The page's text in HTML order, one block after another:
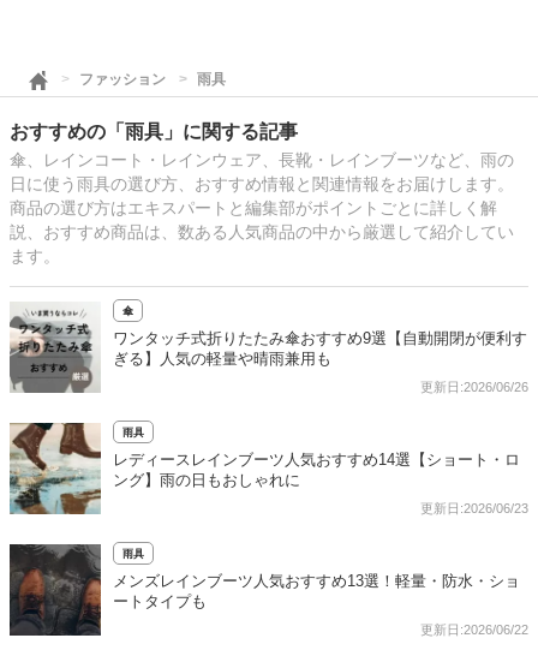
ファッション 雨具
おすすめの「雨具」に関する記事
傘、レインコート・レインウェア、長靴・レインブーツなど、雨の
日に使う雨具の選び方、おすすめ情報と関連情報をお届けします。
商品の選び方はエキスパートと編集部がポイントごとに詳しく解
説、おすすめ商品は、数ある人気商品の中から厳選して紹介してい
ます。
傘
ワンタッチ式折りたたみ傘おすすめ9選【自動開閉が便利す
ぎる】人気の軽量や晴雨兼用も
更新日:2026/06/26
雨具
レディースレインブーツ人気おすすめ14選【ショート・ロ
ング】雨の日もおしゃれに
更新日:2026/06/23
雨具
メンズレインブーツ人気おすすめ13選！軽量・防水・ショ
ートタイプも
更新日:2026/06/22